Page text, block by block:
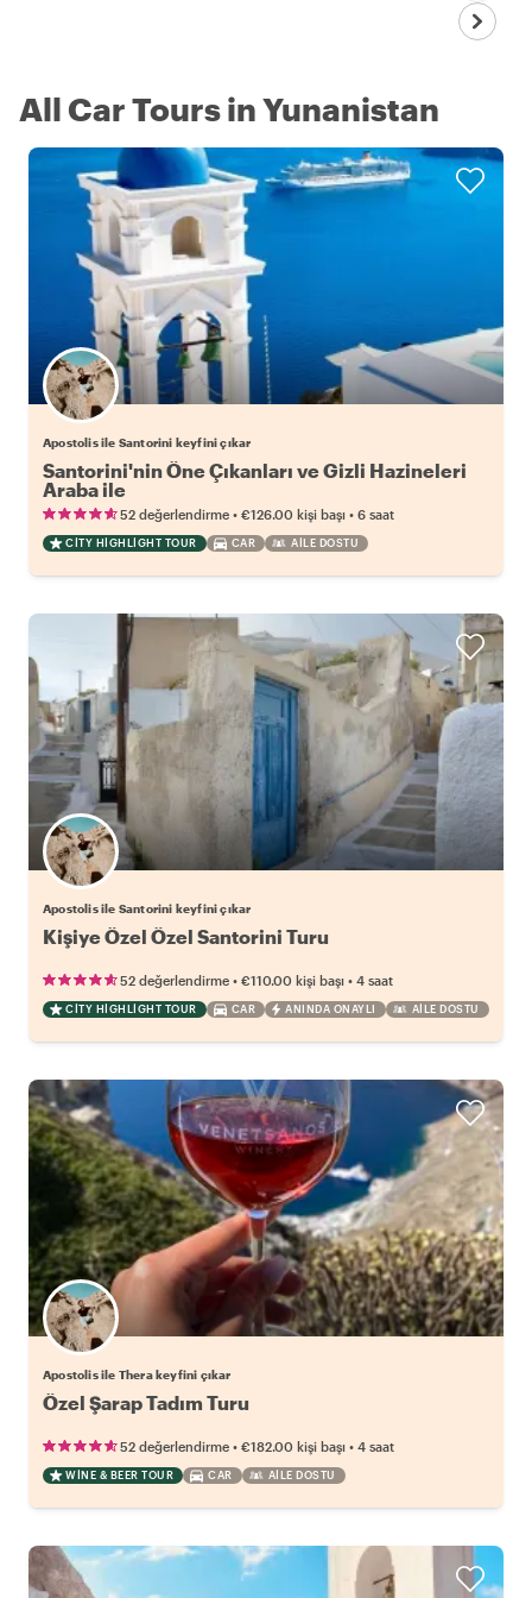
All Car Tours in Yunanistan
Apostolis ile Santorini keyfini çıkar
Santorini'nin Öne Çıkanları ve Gizli Hazineleri
Araba ile
52 değerlendirme • €126.00 kişi başı • 6 saat
CITY HIGHLIGHT TOUR CAR AILE DOSTU
Apostolis ile Santorini keyfini çıkar
Kişiye Özel Özel Santorini Turu
52 değerlendirme • €110.00 kişi başı • 4 saat
CITY HIGHLIGHT TOUR CAR ANINDA ONAYLI AILE DOSTU
Apostolis ile Thera keyfini çıkar
Özel Şarap Tadım Turu
52 değerlendirme • €182.00 kişi başı • 4 saat
WINE & BEER TOUR CAR AILE DOSTU